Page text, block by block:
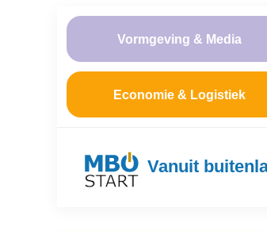
Vormgeving & Media
Economie & Logistiek
Vanuit